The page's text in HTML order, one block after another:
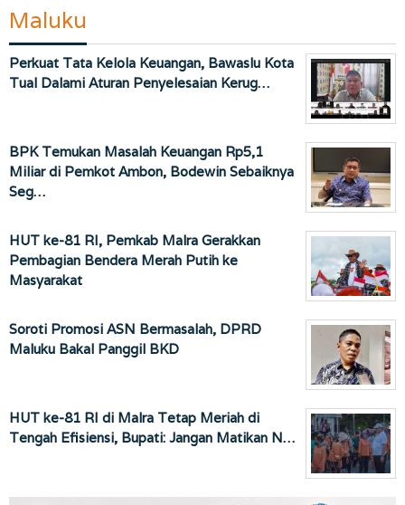
Maluku
Perkuat Tata Kelola Keuangan, Bawaslu Kota
Tual Dalami Aturan Penyelesaian Kerug…
BPK Temukan Masalah Keuangan Rp5,1
Miliar di Pemkot Ambon, Bodewin Sebaiknya
Seg…
HUT ke-81 RI, Pemkab Malra Gerakkan
Pembagian Bendera Merah Putih ke
Masyarakat
Soroti Promosi ASN Bermasalah, DPRD
Maluku Bakal Panggil BKD
HUT ke-81 RI di Malra Tetap Meriah di
Tengah Efisiensi, Bupati: Jangan Matikan N…